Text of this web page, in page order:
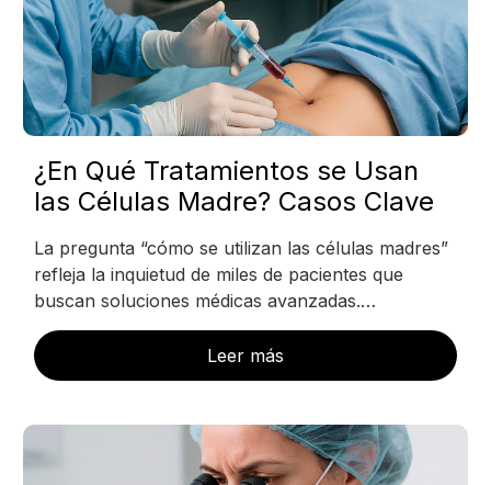
¿En Qué Tratamientos se Usan
las Células Madre? Casos Clave
La pregunta “cómo se utilizan las células madres”
refleja la inquietud de miles de pacientes que
buscan soluciones médicas avanzadas.…
Leer más